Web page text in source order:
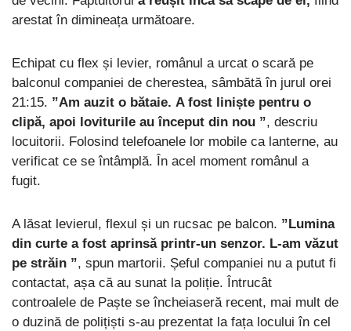
arestat în dimineața următoare.
Echipat cu flex și levier, românul a urcat o scară pe
balconul companiei de cherestea, sâmbătă în jurul orei
21:15. ”Am auzit o bătaie. A fost liniște pentru o
clipă, apoi loviturile au început din nou ”, descriu
locuitorii. Folosind telefoanele lor mobile ca lanterne, au
verificat ce se întâmplă. În acel moment românul a
fugit.
A lăsat levierul, flexul și un rucsac pe balcon. ”Lumina
din curte a fost aprinsă printr-un senzor. L-am văzut
pe străin ”, spun martorii. Șeful companiei nu a putut fi
contactat, așa că au sunat la poliție. Întrucât
controalele de Paște se încheiaseră recent, mai mult de
o duzină de polițiști s-au prezentat la fața locului în cel